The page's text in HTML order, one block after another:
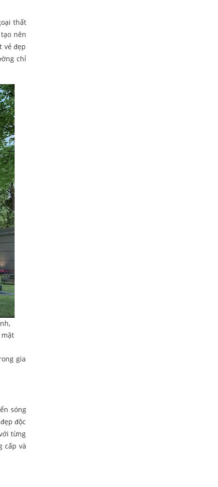
thất
nên
vẻ đẹp
chỉ
mặt
gia
sóng
độc
từng
cấp và